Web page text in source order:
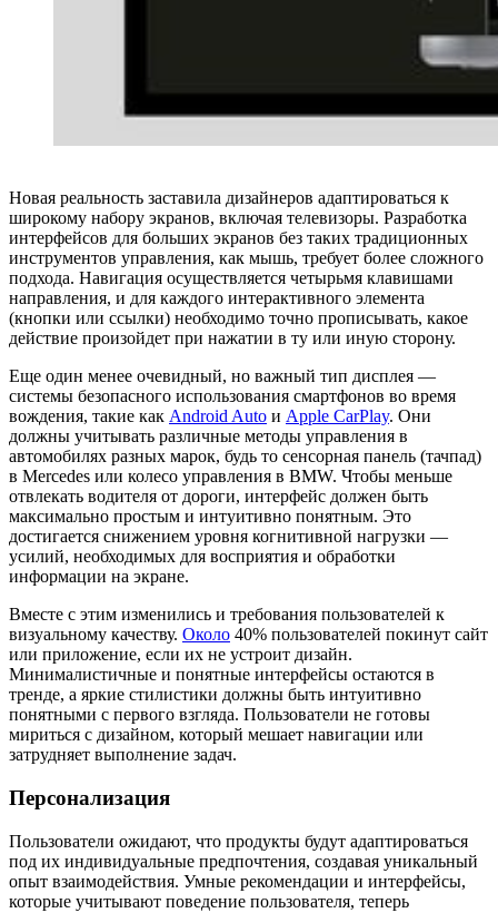
Новая реальность заставила дизайнеров адаптироваться к
широкому набору экранов, включая телевизоры. Разработка
интерфейсов для больших экранов без таких традиционных
инструментов управления, как мышь, требует более сложного
подхода. Навигация осуществляется четырьмя клавишами
направления, и для каждого интерактивного элемента
(кнопки или ссылки) необходимо точно прописывать, какое
действие произойдет при нажатии в ту или иную сторону.
Еще один менее очевидный, но важный тип дисплея —
системы безопасного использования смартфонов во время
вождения, такие как Android Auto и Apple CarPlay. Они
должны учитывать различные методы управления в
автомобилях разных марок, будь то сенсорная панель (тачпад)
в Mercedes или колесо управления в BMW. Чтобы меньше
отвлекать водителя от дороги, интерфейс должен быть
максимально простым и интуитивно понятным. Это
достигается снижением уровня когнитивной нагрузки —
усилий, необходимых для восприятия и обработки
информации на экране.
Вместе с этим изменились и требования пользователей к
визуальному качеству. Около 40% пользователей покинут сайт
или приложение, если их не устроит дизайн.
Минималистичные и понятные интерфейсы остаются в
тренде, а яркие стилистики должны быть интуитивно
понятными с первого взгляда. Пользователи не готовы
мириться с дизайном, который мешает навигации или
затрудняет выполнение задач.
Персонализация
Пользователи ожидают, что продукты будут адаптироваться
под их индивидуальные предпочтения, создавая уникальный
опыт взаимодействия. Умные рекомендации и интерфейсы,
которые учитывают поведение пользователя, теперь